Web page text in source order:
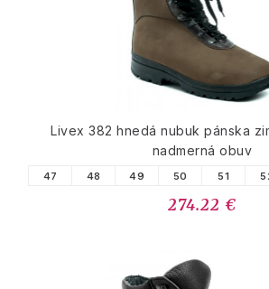
Livex 382 hnedá nubuk pánska
nadmerná obuv
47 48 49 50 51
274.22 €